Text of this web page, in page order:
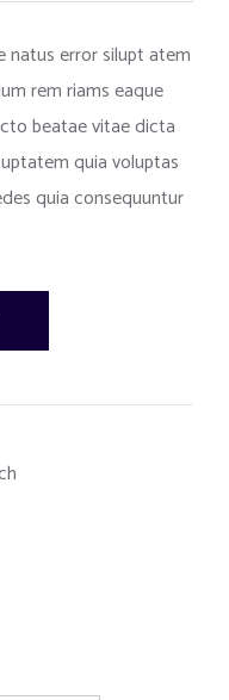
natus error silupt atem
rem riams eaque
beatae vitae dicta
quia voluptas
quia consequuntur